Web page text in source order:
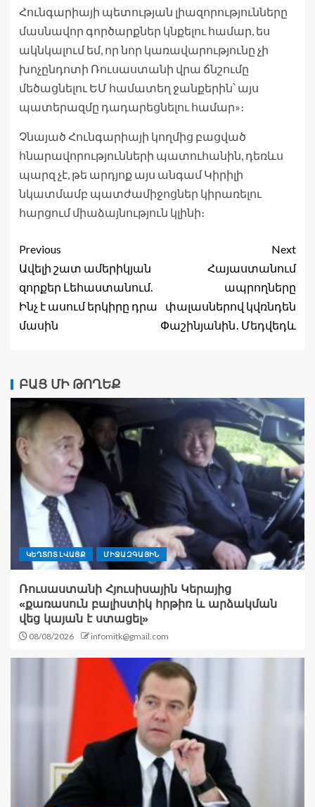
Հունգարիայի պետության լիազորությունները
մասնավոր գործարքներ կնքելու համար, ես
ակնկալում եմ, որ նոր կառավարությունը չի
խոչընդոտի Ռուսաստանի վրա ճնշումը
մեծացնելու ԵՄ համատեղ ջանքերին՝ այս
պատերազմը դադարեցնելու համար»։
Չնայած Հունգարիայի կողմից բացված
հնարավորությունների պատուհանին, դեռևս
պարզ չէ, թե արդյոք այս անգամ Կիրիլի
նկատմամբ պատժամիջոցներ կիրառելու
հարցում միաձայնություն կլինի։
Previous
Ավելի շատ ամերիկյան
զորքեր Լեհաստանում.
Ինչ է ասում երկիրը դրա
մասին
Next
Հայաստանում
ապրողները
փալասներով կվռնդեն
Փաշինյանին․ Մեդվեդև
ԲԱՑ ՄԻ ԹՈՂԵՔ
ԿԵՂՏՈՏ ԼՎԱՑՔ ՄԻՋԱԶԳԱՅԻՆ
Ռուսաստանի Հյուսիսային Կերայից
«քառասուն բալիստիկ հրթիռ և արձակման
վեց կայան է ստացել»
08/08/2026 infomitk@gmail.com